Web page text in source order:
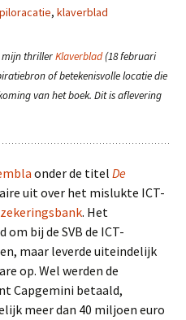
, klaverblad
mijn thrillerKlaverblad(18 februari
of betekenisvolle locatie die
van het boek. Dit is aflevering
onder de titel De
uit over het mislukte ICT-
. Het
bij de SVB de ICT-
maar leverde uiteindelijk
op. Wel werden de
Capgemini betaald,
meer dan 40 miljoen euro